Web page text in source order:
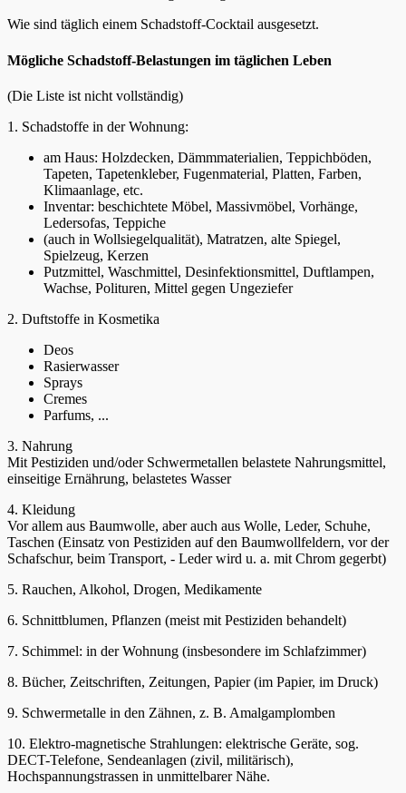
Wie sind täglich einem Schadstoff-Cocktail ausgesetzt.
Mögliche Schadstoff-Belastungen im täglichen Leben
(Die Liste ist nicht vollständig)
1. Schadstoffe in der Wohnung:
am Haus: Holzdecken, Dämmmaterialien, Teppichböden,
Tapeten, Tapetenkleber, Fugenmaterial, Platten, Farben,
Klimaanlage, etc.
Inventar: beschichtete Möbel, Massivmöbel, Vorhänge,
Ledersofas, Teppiche
(auch in Wollsiegelqualität), Matratzen, alte Spiegel,
Spielzeug, Kerzen
Putzmittel, Waschmittel, Desinfektionsmittel, Duftlampen,
Wachse, Polituren, Mittel gegen Ungeziefer
2. Duftstoffe in Kosmetika
Deos
Rasierwasser
Sprays
Cremes
Parfums, ...
3. Nahrung
Mit Pestiziden und/oder Schwermetallen belastete Nahrungsmittel,
einseitige Ernährung, belastetes Wasser
4. Kleidung
Vor allem aus Baumwolle, aber auch aus Wolle, Leder, Schuhe,
Taschen (Einsatz von Pestiziden auf den Baumwollfeldern, vor der
Schafschur, beim Transport, - Leder wird u. a. mit Chrom gegerbt)
5. Rauchen, Alkohol, Drogen, Medikamente
6. Schnittblumen, Pflanzen (meist mit Pestiziden behandelt)
7. Schimmel: in der Wohnung (insbesondere im Schlafzimmer)
8. Bücher, Zeitschriften, Zeitungen, Papier (im Papier, im Druck)
9. Schwermetalle in den Zähnen, z. B. Amalgamplomben
10. Elektro-magnetische Strahlungen: elektrische Geräte, sog.
DECT-Telefone, Sendeanlagen (zivil, militärisch),
Hochspannungstrassen in unmittelbarer Nähe.